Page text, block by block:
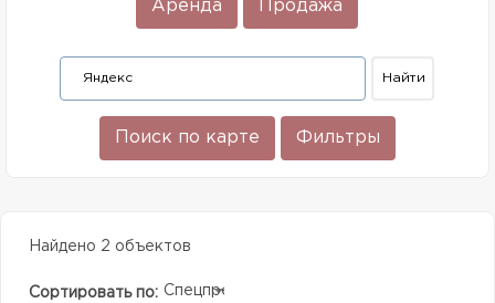
Аренда Продажа
Поиск по карте Фильтры
Найдено 2 объектов
Сортировать по: Спецпредолжение